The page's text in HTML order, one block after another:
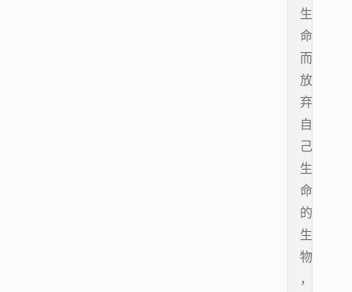
生
命
而
放
弃
自
己
生
命
的
生
物
，